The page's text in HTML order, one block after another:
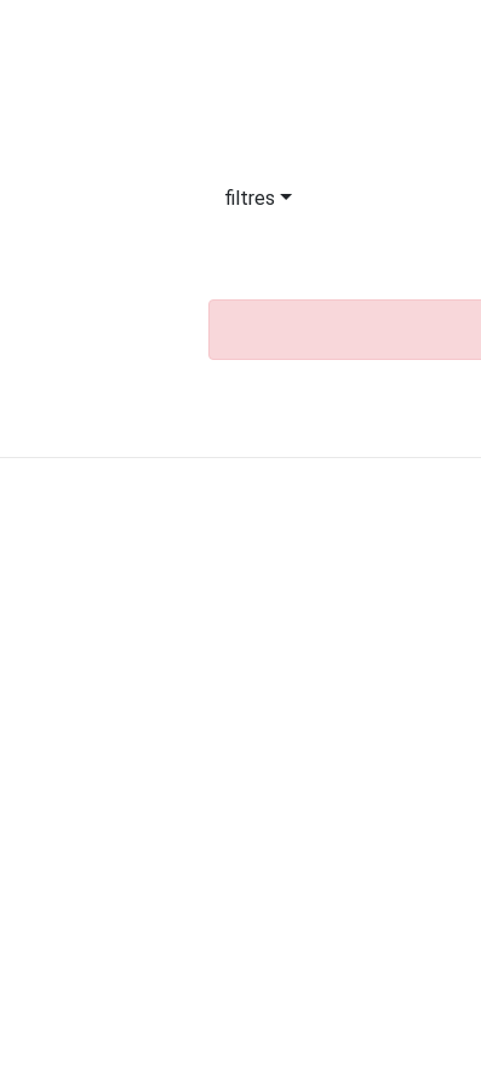
filtres